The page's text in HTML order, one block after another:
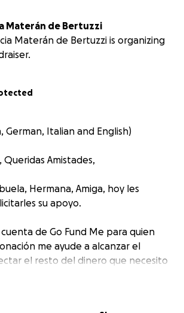
Materán de Bertuzzi
Materán de Bertuzzi is organizing
German, Italian and English)
Queridas Amistades,
Hermana, Amiga, hoy les
su apoyo.
de Go Fund Me para quien
me ayude a alcanzar el
el resto del dinero que necesito
monto a obtener es de 5.000,-